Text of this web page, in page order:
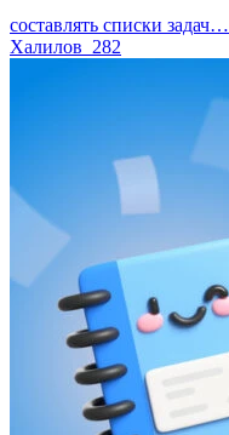
составлять списки задач…
Халилов 282